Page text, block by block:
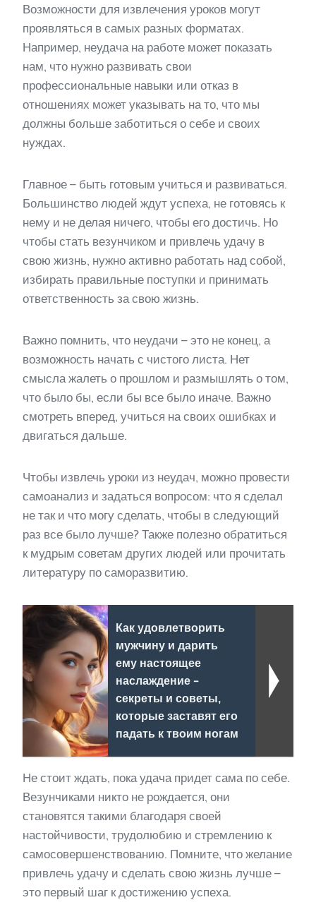
Возможности для извлечения уроков могут
проявляться в самых разных форматах.
Например, неудача на работе может показать
нам, что нужно развивать свои
профессиональные навыки или отказ в
отношениях может указывать на то, что мы
должны больше заботиться о себе и своих
нуждах.
Главное – быть готовым учиться и развиваться.
Большинство людей ждут успеха, не готовясь к
нему и не делая ничего, чтобы его достичь. Но
чтобы стать везунчиком и привлечь удачу в
свою жизнь, нужно активно работать над собой,
избирать правильные поступки и принимать
ответственность за свою жизнь.
Важно помнить, что неудачи – это не конец, а
возможность начать с чистого листа. Нет
смысла жалеть о прошлом и размышлять о том,
что было бы, если бы все было иначе. Важно
смотреть вперед, учиться на своих ошибках и
двигаться дальше.
Чтобы извлечь уроки из неудач, можно провести
самоанализ и задаться вопросом: что я сделал
не так и что могу сделать, чтобы в следующий
раз все было лучше? Также полезно обратиться
к мудрым советам других людей или прочитать
литературу по саморазвитию.
Как удовлетворить
мужчину и дарить
ему настоящее
наслаждение -
секреты и советы,
которые заставят его
падать к твоим ногам
Не стоит ждать, пока удача придет сама по себе.
Везунчиками никто не рождается, они
становятся такими благодаря своей
настойчивости, трудолюбию и стремлению к
самосовершенствованию. Помните, что желание
привлечь удачу и сделать свою жизнь лучше –
это первый шаг к достижению успеха.